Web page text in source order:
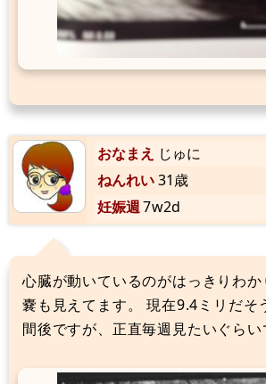
おなまえ じゅに
ねんれい31歳
妊娠週7w2d
心臓が動いているのがはっきりわ
嚢も見えてます。 現在9.4ミリだそ
間後ですが、正直毎週見たいぐらい